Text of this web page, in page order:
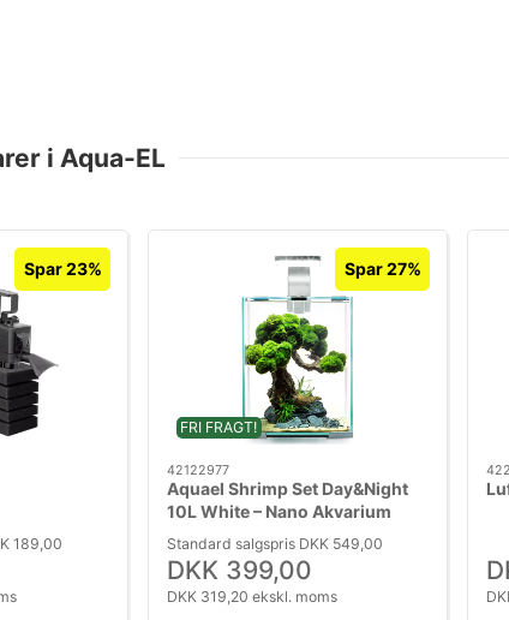
i Aqua-EL
Spar 23%
189,00
FRI FRAGT!
Spar 27%
42122977
Aquael Shrimp Set Day&Night
10L White – Nano Akvarium
med LED, Filter & Varmelegeme
Standard salgspris DKK 549,00
DKK 399,00
DKK 319,20 ekskl. moms